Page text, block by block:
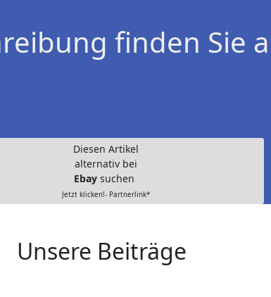
finden Sie
Diesen Artikel
alternativ bei
Ebay suchen
Jetzt klicken!- Partnerlink*
Unsere Beiträge